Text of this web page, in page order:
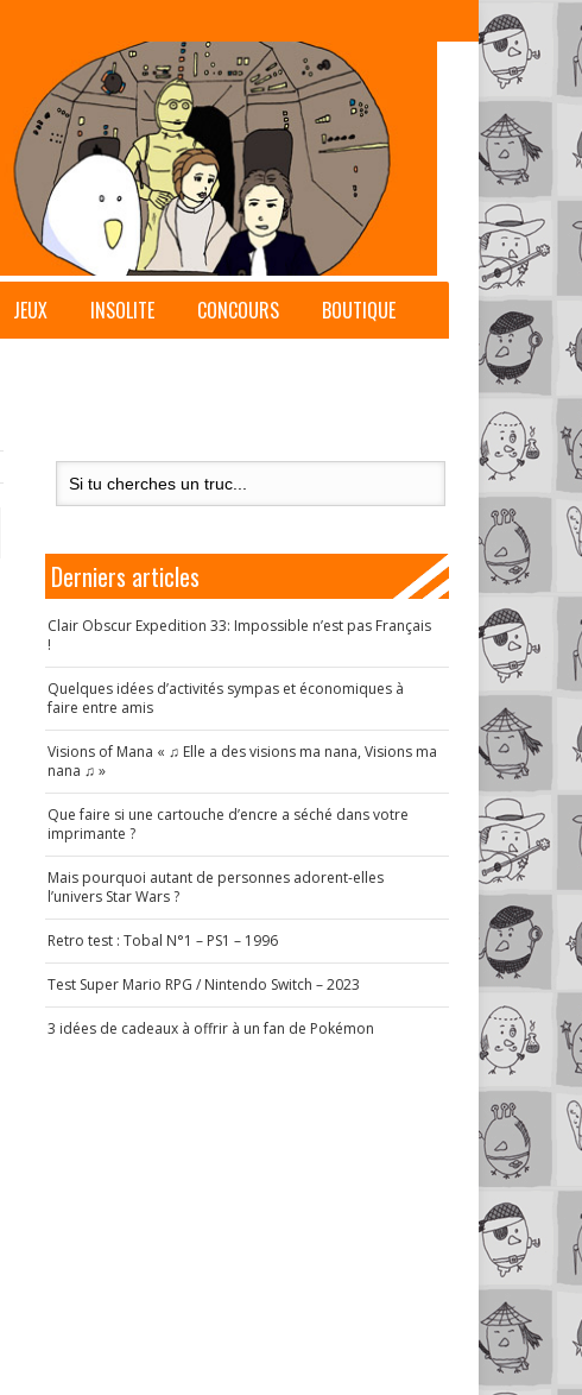
JEUX INSOLITE CONCOURS BOUTIQUE
Derniers articles
Clair Obscur Expedition 33: Impossible n’est pas Français
!
Quelques idées d’activités sympas et économiques à
faire entre amis
Visions of Mana « ♫ Elle a des visions ma nana, Visions ma
nana ♫ »
Que faire si une cartouche d’encre a séché dans votre
imprimante ?
Mais pourquoi autant de personnes adorent-elles
l’univers Star Wars ?
Retro test : Tobal N°1 – PS1 – 1996
Test Super Mario RPG / Nintendo Switch – 2023
3 idées de cadeaux à offrir à un fan de Pokémon